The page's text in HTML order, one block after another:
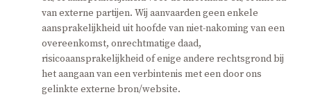
van externe partijen. Wij aanvaarden geen enkele
aansprakelijkheid uit hoofde van niet-nakoming van een
overeenkomst, onrechtmatige daad,
risicoaansprakelijkheid of enige andere rechtsgrond bij
het aangaan van een verbintenis met een door ons
gelinkte externe bron/website.